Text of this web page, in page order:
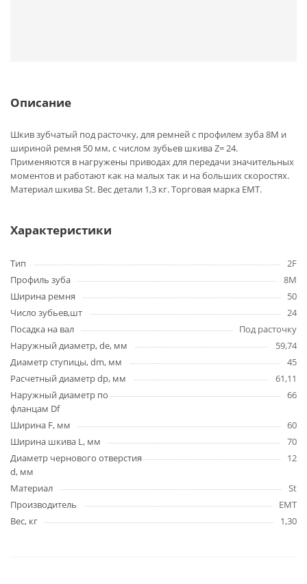
Описание
Шкив зубчатый под расточку, для ремней с профилем зуба 8M и
шириной ремня 50 мм, с числом зубьев шкива Z= 24.
Применяются в нагружены приводах для передачи значительных
моментов и работают как на малых так и на больших скоростях.
Материал шкива St. Вес детали 1,3 кг. Торговая марка EMT.
Характеристики
Тип
2F
Профиль зуба
8M
Ширина ремня
50
Число зубьев,шт
24
Посадка на вал
Под расточку
Наружный диаметр, de, мм
59,74
Диаметр ступицы, dm, мм
45
Расчетный диаметр dp, мм
61,11
Наружный диаметр по
фланцам Df
66
Ширина F, мм
60
Ширина шкива L, мм
70
Диаметр чернового отверстия
d, мм
12
Материал
St
Производитель
EMT
Вес, кг
1,30